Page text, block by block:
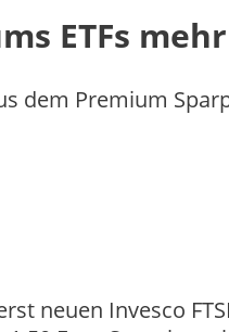
ETFs
dem Premium
neuen Invesco